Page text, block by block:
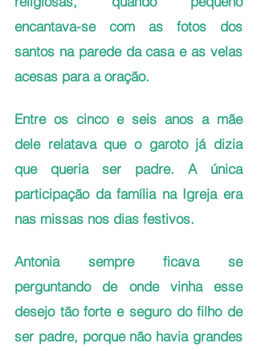
encantava-se com as fotos dos
santos na parede da casa e as velas
acesas para a oração.
Entre os cinco e seis anos a mãe
dele relatava que o garoto já dizia
que queria ser padre. A única
participação da família na Igreja era
nas missas nos dias festivos.
Antonia sempre ficava se
perguntando de onde vinha esse
desejo tão forte e seguro do filho de
ser padre, porque não havia grandes